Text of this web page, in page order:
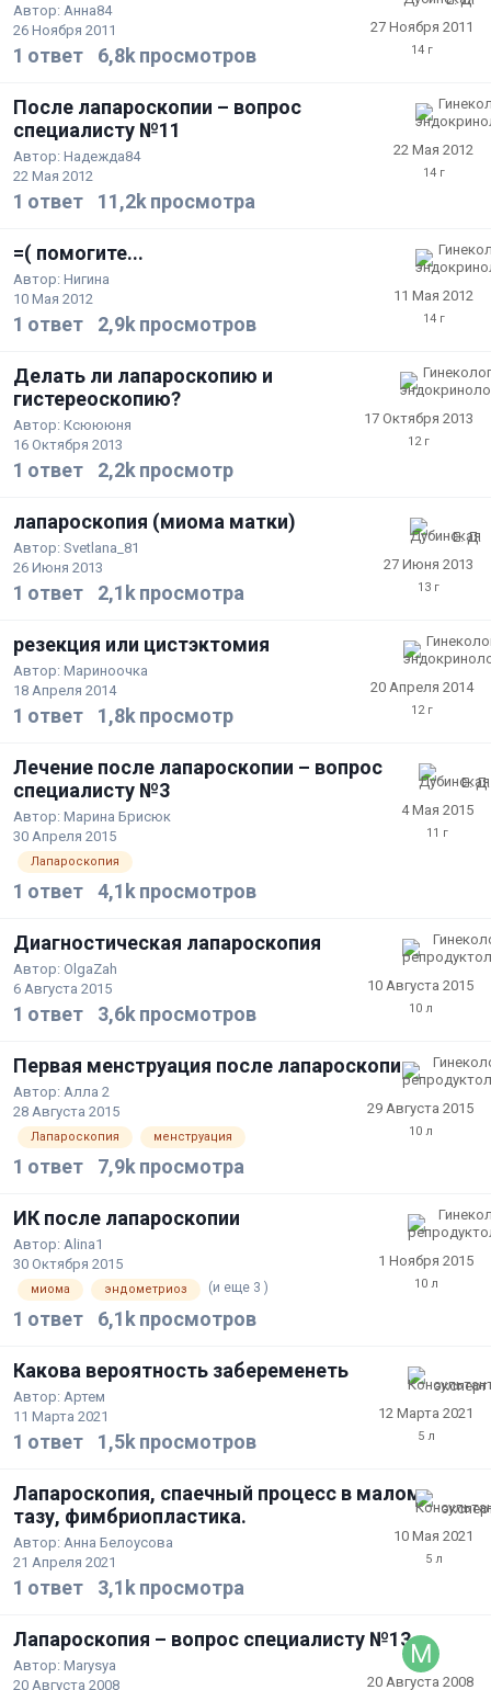
Автор: Анна84
26 Ноября 2011
1 ответ 6,8kпросмотров
27 Ноября 2011
После лапароскопии – вопрос
специалисту №11
Автор: Надежда84
22 Мая 2012
1 ответ 11,2kпросмотра
22 Мая 2012
=( помогите...
Автор: Нигина
10 Мая 2012
1 ответ 2,9kпросмотров
11 Мая 2012
Делать ли лапароскопию и
гистереоскопию?
Автор: Ксюююня
16 Октября 2013
1 ответ 2,2kпросмотр
17 Октября 2013
лапароскопия (миома матки)
Автор: Svetlana_81
26 Июня 2013
1 ответ 2,1kпросмотра
27 Июня 2013
резекция или цистэктомия
Автор: Мариноочка
18 Апреля 2014
1 ответ 1,8kпросмотр
20 Апреля 2014
Лечение после лапароскопии – вопрос
специалисту №3
Автор: Марина Брисюк
30 Апреля 2015
Лапароскопия
1 ответ 4,1kпросмотров
4 Мая 2015
Диагностическая лапароскопия
Автор: OlgaZah
6 Августа 2015
1 ответ 3,6kпросмотров
10 Августа 2015
Первая менструация после лапароскопии
Автор: Алла 2
28 Августа 2015
Лапароскопия менструация
1 ответ 7,9kпросмотра
29 Августа 2015
ИК после лапароскопии
Автор: Alina1
30 Октября 2015
миома эндометриоз (и еще 3 )
1 ответ 6,1kпросмотров
1 Ноября 2015
Какова вероятность забеременеть
Автор: Артем
11 Марта 2021
1 ответ 1,5kпросмотров
12 Марта 2021
Лапароскопия, спаечный процесс в малом
тазу, фимбриопластика.
Автор: Анна Белоусова
21 Апреля 2021
1 ответ 3,1kпросмотра
10 Мая 2021
Лапароскопия – вопрос специалисту №13
Автор: Marysya
20 Августа 2008
20 Августа 2008